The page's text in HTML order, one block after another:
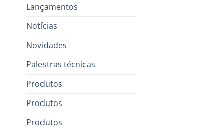
Lançamentos
Notícias
Novidades
Palestras técnicas
Produtos
Produtos
Produtos